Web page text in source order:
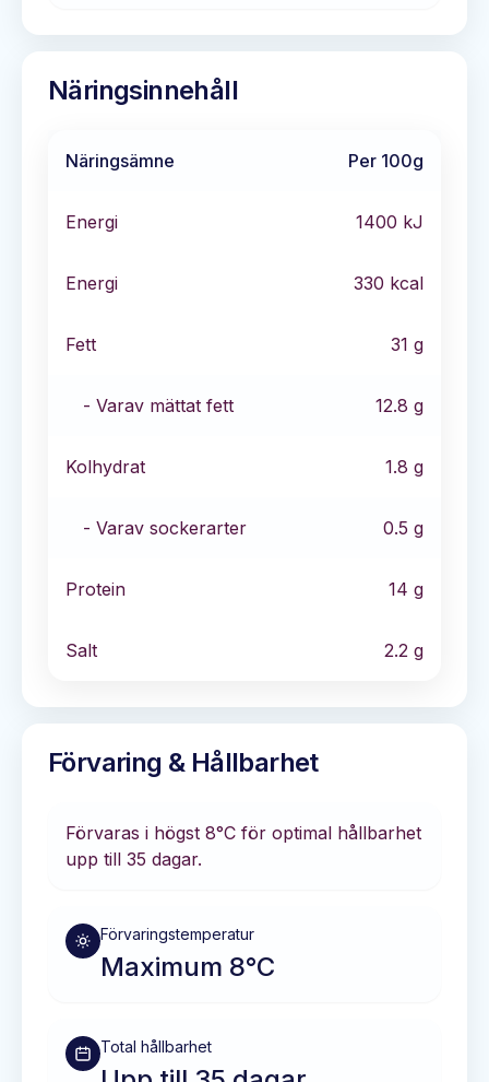
Näringsinnehåll
Näringsämne Per 100g
Energi 1400 kJ
Energi 330 kcal
Fett 31 g
- Varav mättat fett 12.8 g
Kolhydrat 1.8 g
- Varav sockerarter 0.5 g
Protein 14 g
Salt 2.2 g
Förvaring & Hållbarhet
Förvaras i högst 8°C för optimal hållbarhet
upp till 35 dagar.
Förvaringstemperatur
Maximum 8°C
Total hållbarhet